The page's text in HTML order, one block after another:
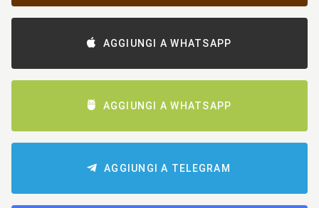
AGGIUNGI A WHATSAPP
AGGIUNGI A WHATSAPP
AGGIUNGI A TELEGRAM